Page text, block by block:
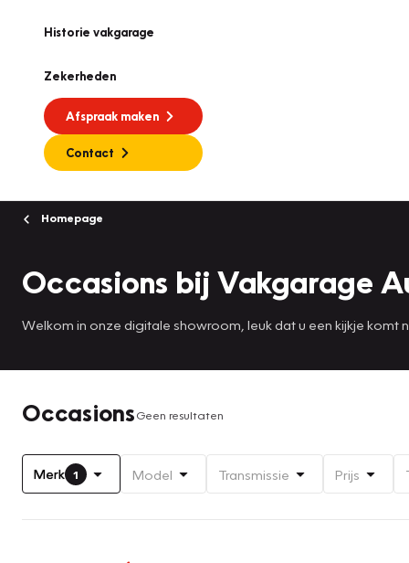
Historie vakgarage
Zekerheden
Afspraak maken
Contact
Homepage
Occasions bij Vakgarage
Welkom in onze digitale showroom, leuk dat u een kijkje komt
OccasionsGeen resultaten
Merk 1 Model Transmissie Prijs